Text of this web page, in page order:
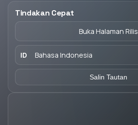
Tindakan Cepat
Buka Halaman Rilis
ID Bahasa Indonesia
Salin Tautan